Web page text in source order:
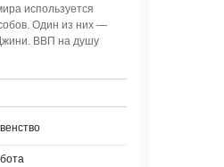
используется
Один из них —
ВВП на душу